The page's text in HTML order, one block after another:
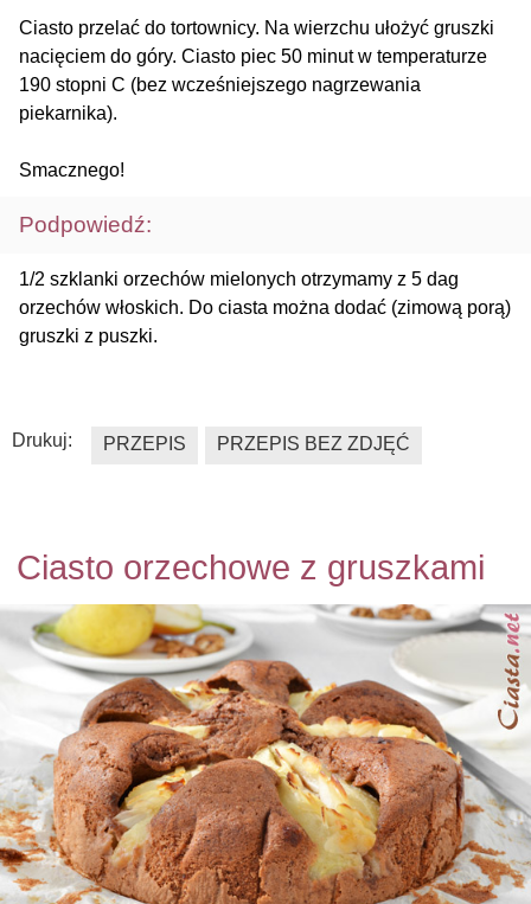
Ciasto przelać do tortownicy. Na wierzchu ułożyć gruszki
nacięciem do góry. Ciasto piec 50 minut w temperaturze
190 stopni C (bez wcześniejszego nagrzewania
piekarnika).
Smacznego!
Podpowiedź:
1/2 szklanki orzechów mielonych otrzymamy z 5 dag
orzechów włoskich. Do ciasta można dodać (zimową porą)
gruszki z puszki.
Drukuj: PRZEPIS PRZEPIS BEZ ZDJĘĆ
Ciasto orzechowe z gruszkami